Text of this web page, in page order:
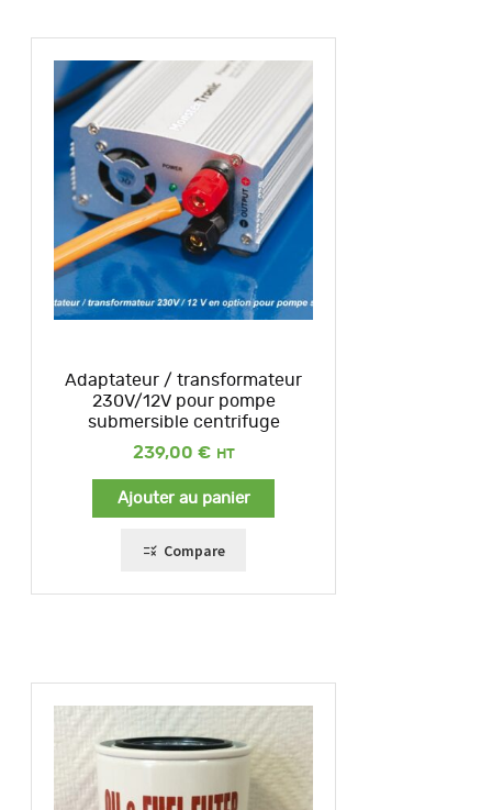
Adaptateur / transformateur
230V/12V pour pompe
submersible centrifuge
239,00 €
Ajouter au panier
Compare